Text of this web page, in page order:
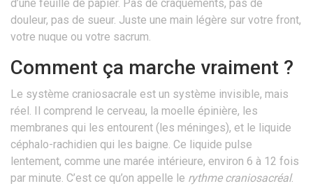
d’une feuille de papier. Pas de craquements, pas de
douleur, pas de sueur. Juste une main légère sur votre front,
votre nuque ou votre sacrum.
Comment ça marche vraiment ?
Le système craniosacrale est un système invisible, mais
réel. Il comprend le cerveau, la moelle épinière, les
membranes qui les entourent (les méninges), et le liquide
céphalo-rachidien qui les baigne. Ce liquide pulse
lentement, comme une marée intérieure, environ 6 à 12 fois
par minute. C’est ce qu’on appelle le rythme craniosacréal.